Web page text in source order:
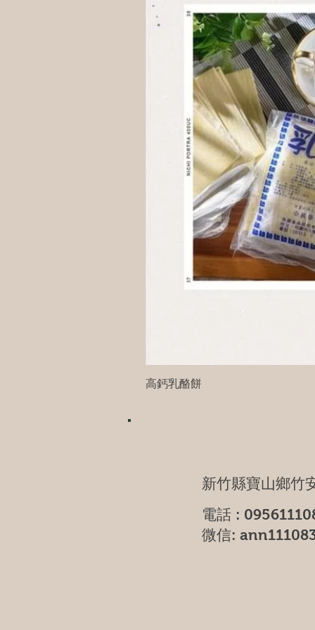
高鈣乳酪餅
新竹縣寶山鄉竹
電話 :
微信: